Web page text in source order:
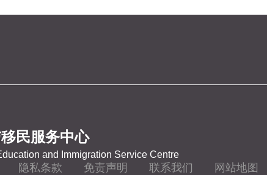
民服务中心
and Immigration Service Centre
隐私条款 免责声明 联系我们 网站地图